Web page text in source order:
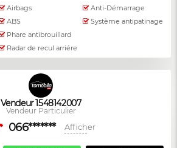
Airbags
ABS
Phare antibrouillard
Radar de recul arriére
Anti-Démarrage
Système antipatinage
Vendeur 1548142007
Vendeur Particulier
066******* Afficher